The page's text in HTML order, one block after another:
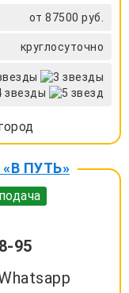
от 87500 руб.
круглосуточно
ПУТЬ»
95